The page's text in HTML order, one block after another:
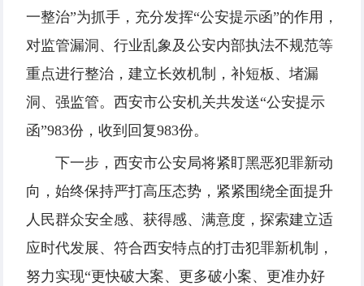
一整治”为抓手，充分发挥“公安提示函”的作用，
对监管漏洞、行业乱象及公安内部执法不规范等
重点进行整治，建立长效机制，补短板、堵漏
洞、强监管。西安市公安机关共发送“公安提示
函”983份，收到回复983份。
下一步，西安市公安局将紧盯黑恶犯罪新动
向，始终保持严打高压态势，紧紧围绕全面提升
人民群众安全感、获得感、满意度，探索建立适
应时代发展、符合西安特点的打击犯罪新机制，
努力实现“更快破大案、更多破小案、更准办好